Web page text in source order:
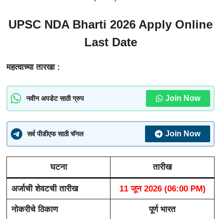
UPSC NDA Bharti 2026 Apply Online
Last Date
महत्वाच्या तारखा :
नवीन अपडेट साठी ग्रुप Join Now
सर्व पीडीएफ साठी चॅनल Join Now
घटना तारीख
अर्जाची शेवटची तारीख 11 जून 2026 (06:00 PM)
नोकरीचे ठिकाण पूर्ण भारत